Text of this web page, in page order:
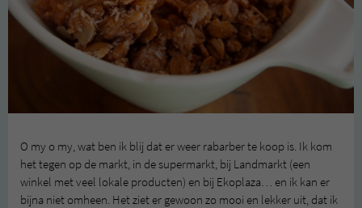
O my o my, wat ben ik blij dat er weer rabarber te koop is. Ik kom
het tegen op de markt, in de supermarkt, bij Landmarkt (een
winkel met veel lokale producten) en bij Ekoplaza… en ik kan er
bijna niet omheen. Het ziet er gewoon zo mooi en lekker uit, dat ik